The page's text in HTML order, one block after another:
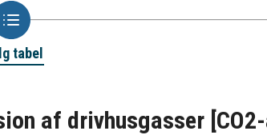
tabel
af drivhusgasser